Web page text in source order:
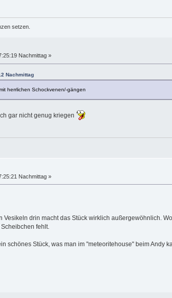
setzen.
Nachmittag »
Nachmittag
herrlichen Schockvenen/-gängen
gar nicht genug kriegen
Nachmittag »
drin macht das Stück wirklich außergewöhnlich.
fehlt.
schönes Stück, was man im "meteoritehouse" beim Andy